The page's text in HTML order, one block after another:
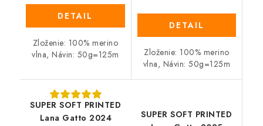
DETAIL
Zloženie: 100% merino
vlna, Návin: 50g=125m
DETAIL
Zloženie: 100% merino
vlna, Návin: 50g=125m
SUPER SOFT PRINTED
Lana Gatto 2024
SUPER SOFT PRINTED